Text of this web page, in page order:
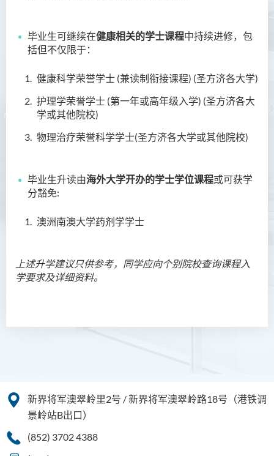
毕业生可继续在健康相关的学士课程中持续进修，包
括但不仅限于：
健康科学荣誉学士 (兼读制衔接课程) (圣方济各大学)
护理学荣誉学士 (第一年或高年级入学) (圣方济各大
学或其他院校)
物理治疗荣誉科学学士(圣方济各大学或其他院校)
毕业生升读由海外大学开办的学士学位课程或可获学
分豁免:
澳洲南澳大学药剂学学士
上述升学建议只供参考，同学应向个别院校查询课程入
学要求及详细资料。
幼儿教育高级文凭
普通科护理学高级文凭（课
程编号﹕HDEN-SWD）
兼读制)
配药高级文凭 (全日制 / 兼读
简介
新界将军澳翠岭里2号 / 新界将军澳翠岭路18号（港铁调
景岭站B出口）
(852) 3702 4388